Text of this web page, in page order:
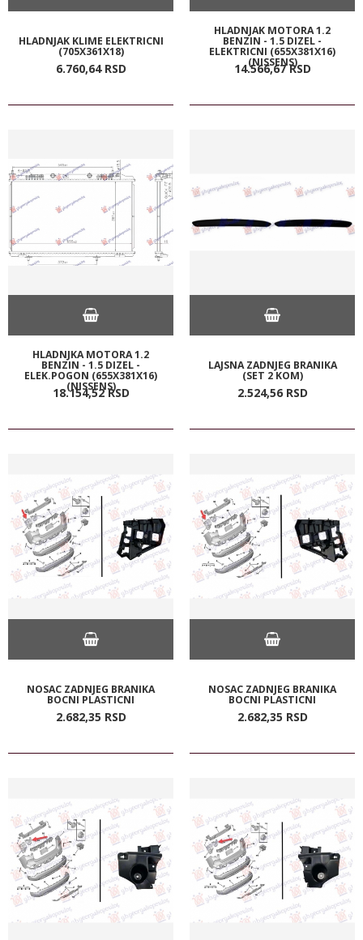
HLADNJAK KLIME ELEKTRICNI
(705X361X18)
6.760,64 RSD
HLADNJAK MOTORA 1.2
BENZIN - 1.5 DIZEL -
ELEKTRICNI (655X381X16)
(NISSENS)
14.566,67 RSD
HLADNJKA MOTORA 1.2
BENZIN - 1.5 DIZEL -
ELEK.POGON (655X381X16)
(NISSENS)
18.154,52 RSD
LAJSNA ZADNJEG BRANIKA
(SET 2 KOM)
2.524,56 RSD
NOSAC ZADNJEG BRANIKA
BOCNI PLASTICNI
2.682,35 RSD
NOSAC ZADNJEG BRANIKA
BOCNI PLASTICNI
2.682,35 RSD